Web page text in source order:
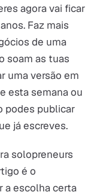
agora vai ficar
Faz mais
de uma
soam as tuas
uma versão em
esta semana ou
podes publicar
já escreves.
solopreneurs
é o
a escolha certa